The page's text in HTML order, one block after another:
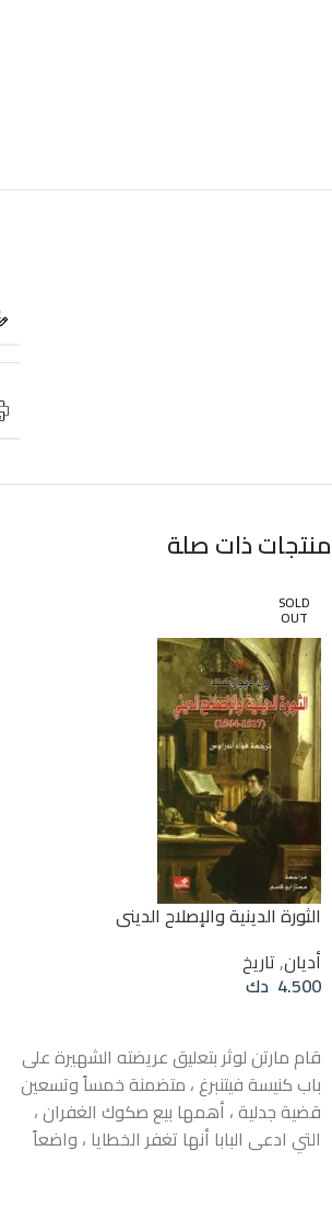
منتجات ذات صلة
SOLD
OUT
الثورة الدينية والإصلاح الديني
أديان,تاريخ
4.500 دك
قام مارتن لوثر بتعليق عريضته الشهيرة على
باب كنيسة فيتنبرغ ، متضمنة خمساً وتسعين
قضية جدلية ، أهمها بيع صكوك الغفران ،
التي ادعى البابا أنها تغفر الخطايا ، واضعاً